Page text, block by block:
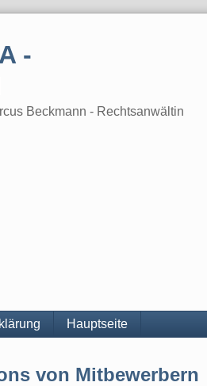
-
Beckmann - Rechtsanwältin
Hauptseite
von Mitbewerbern